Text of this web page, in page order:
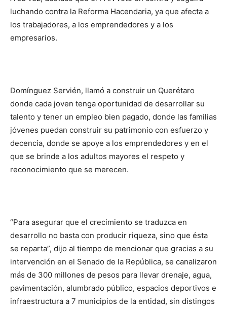
luchando contra la Reforma Hacendaria, ya que afecta a
los trabajadores, a los emprendedores y a los
empresarios.
Domínguez Servién, llamó a construir un Querétaro
donde cada joven tenga oportunidad de desarrollar su
talento y tener un empleo bien pagado, donde las familias
jóvenes puedan construir su patrimonio con esfuerzo y
decencia, donde se apoye a los emprendedores y en el
que se brinde a los adultos mayores el respeto y
reconocimiento que se merecen.
“Para asegurar que el crecimiento se traduzca en
desarrollo no basta con producir riqueza, sino que ésta
se reparta”, dijo al tiempo de mencionar que gracias a su
intervención en el Senado de la República, se canalizaron
más de 300 millones de pesos para llevar drenaje, agua,
pavimentación, alumbrado público, espacios deportivos e
infraestructura a 7 municipios de la entidad, sin distingos